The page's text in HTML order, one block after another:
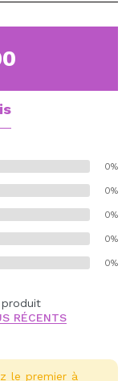
0%
0%
0%
0%
0%
RÉCENTS
le premier à